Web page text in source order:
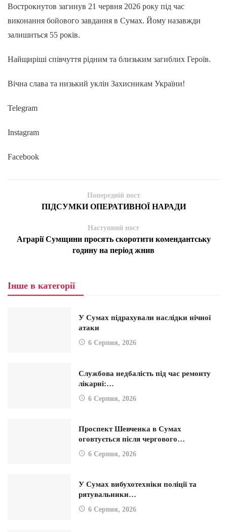
Вострокнутов загинув 21 червня 2026 року під час
виконання бойового завдання в Сумах. Йому назавжди
залишиться 55 років.
Найщиріші співчуття рідним та близьким загиблих Героїв.
Вічна слава та низький уклін Захисникам України!
Telegram
Instagram
Facebook
Попередній пост
ПІДСУМКИ ОПЕРАТИВНОЇ НАРАДИ
Наступний пост
Аграрії Сумщини просять скоротити комендантську
годину на період жнив
Інше в категорії
У Сумах підрахували наслідки нічної
атаки
6 Серпня, 2026
Службова недбалість під час ремонту
лікарні:…
6 Серпня, 2026
Проспект Шевченка в Сумах
оговтується після чергового…
6 Серпня, 2026
У Сумах вибухотехніки поліції та
рятувальники…
6 Серпня, 2026